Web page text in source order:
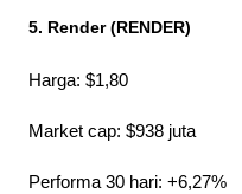
5. Render (RENDER)
Harga: $1,80
Market cap: $938 juta
Performa 30 hari: +6,27%